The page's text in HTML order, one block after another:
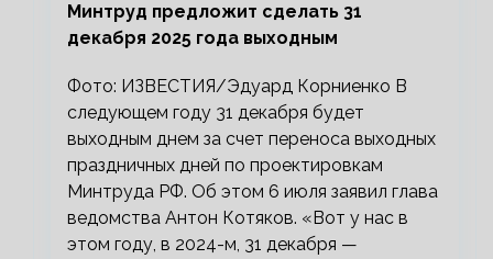
Минтруд предложит сделать 31
декабря 2025 года выходным
Фото: ИЗВЕСТИЯ/Эдуард Корниенко В
следующем году 31 декабря будет
выходным днем за счет переноса выходных
праздничных дней по проектировкам
Минтруда РФ. Об этом 6 июля заявил глава
ведомства Антон Котяков. «Вот у нас в
этом году, в 2024-м, 31 декабря —